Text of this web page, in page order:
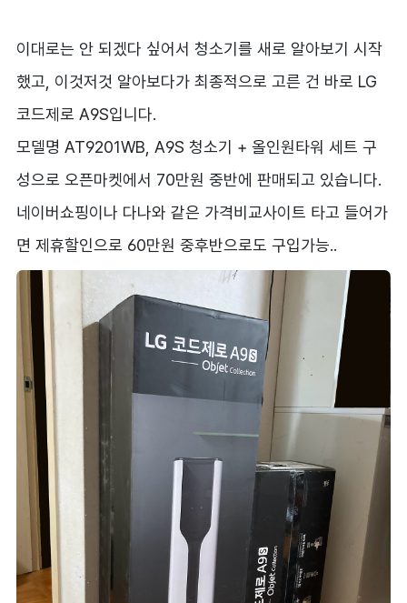
이대로는 안 되겠다 싶어서 청소기를 새로 알아보기 시작
했고, 이것저것 알아보다가 최종적으로 고른 건 바로 LG
코드제로 A9S입니다.
모델명 AT9201WB, A9S 청소기 + 올인원타워 세트 구
성으로 오픈마켓에서 70만원 중반에 판매되고 있습니다.
네이버쇼핑이나 다나와 같은 가격비교사이트 타고 들어가
면 제휴할인으로 60만원 중후반으로도 구입가능..